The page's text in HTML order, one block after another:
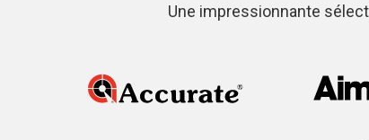
Une impressionnante